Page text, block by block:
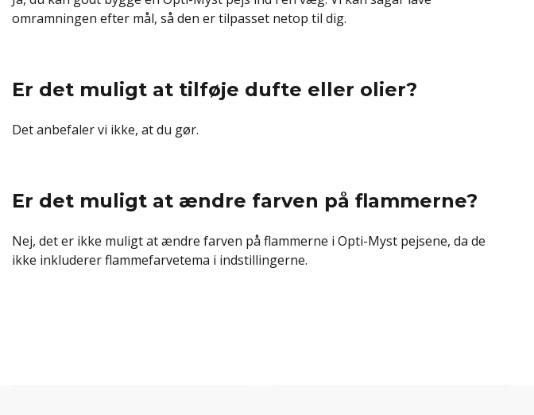
omramningen efter mål, så den er tilpasset netop til dig.
Er det muligt at tilføje dufte eller olier?
Det anbefaler vi ikke, at du gør.
Er det muligt at ændre farven på flammerne?
Nej, det er ikke muligt at ændre farven på flammerne i Opti-Myst pejsene, da de
ikke inkluderer flammefarvetema i indstillingerne.